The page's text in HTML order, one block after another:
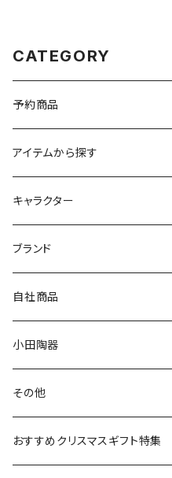
CATEGORY
予約商品
アイテムから探す
九谷焼
マグ＆カップ
プレート
ボウル
ガラスウェア
カトラリー
キャラクター
ムーミン
80th記念アイテム
リトルミイの日記念アイテム
MOOMIN ANIMATION
スヌーピー
ピーターラビット
ポケットモンスター
ブランド
LA AMYS(エミーズ)
LISA LARSON(リサラーソン)
LAURA ASHLEY(ローラ アシ
Finlayson(フィンレイソン)
自社商品
ねこ企画
Cecera(セセラ)
CELEC(セレック)
小田陶器
さざなみ
吉祥
その他
リサイクル食器
おすすめクリスマスギフト特集